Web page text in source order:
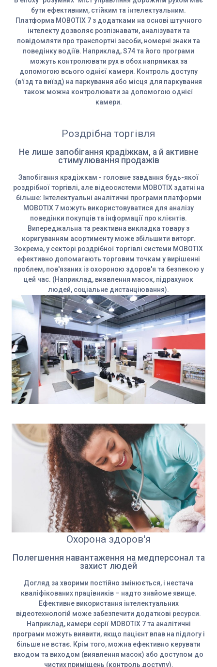
бути ефективним, стійким та інтелектуальним.
Платформа MOBOTIX 7 з додатками на основі штучного
інтелекту дозволяє розпізнавати, аналізувати та
повідомляти про транспортні засоби, номерні знаки та
поведінку водіїв. Наприклад, S74 та його програми
можуть контролювати рух в обох напрямках за
допомогою всього однієї камери. Контроль доступу
(в'їзд та виїзд) на паркування або місця для паркування
також можна контролювати за допомогою однієї
камери.
Роздрібна торгівля
Не лише запобігання крадіжкам, а й активне
стимулювання продажів
Запобігання крадіжкам - головне завдання будь-якої
роздрібної торгівлі, але відеосистеми MOBOTIX здатні на
більше: Інтелектуальні аналітичні програми платформи
MOBOTIX 7 можуть використовуватися для аналізу
поведінки покупців та інформації про клієнтів.
Випереджальна та реактивна викладка товару з
коригуванням асортименту може збільшити виторг.
Зокрема, у секторі роздрібної торгівлі системи MOBOTIX
ефективно допомагають торговим точкам у вирішенні
проблем, пов'язаних із охороною здоров'я та безпекою у
цей час. (Наприклад, виявлення масок, підрахунок
людей, соціальне дистанціювання).
Охорона здоров'я
Полегшення навантаження на медперсонал та
захист людей
Догляд за хворими постійно змінюється, і нестача
кваліфікованих працівників – надто знайоме явище.
Ефективне використання інтелектуальних
відеотехнологій може забезпечити додаткові ресурси.
Наприклад, камери серії MOBOTIX 7 та аналітичні
програми можуть виявити, якщо пацієнт впав на підлогу і
більше не встає. Крім того, можна ефективно керувати
входом та виходом (виявлення масок) або доступом до
чистих приміщень (контроль доступу).